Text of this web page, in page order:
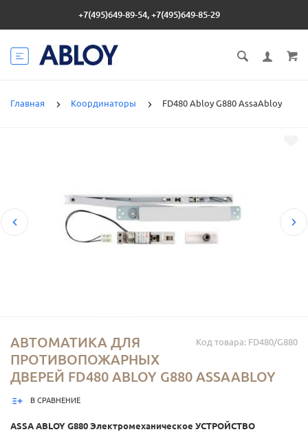
+7(495)649-89-54, +7(495)649-85-29
Главная Координаторы FD480 Abloy G880 AssaAbloy
Код товара: FD480/G880
АВТОМАТИКА ДЛЯ
ПРОТИВОПОЖАРНЫХ
ДВЕРЕЙ FD480 ABLOY G880 ASSAABLOY
В СРАВНЕНИЕ
ASSA ABLOY G880 Электромеханическое УСТРОЙСТВО